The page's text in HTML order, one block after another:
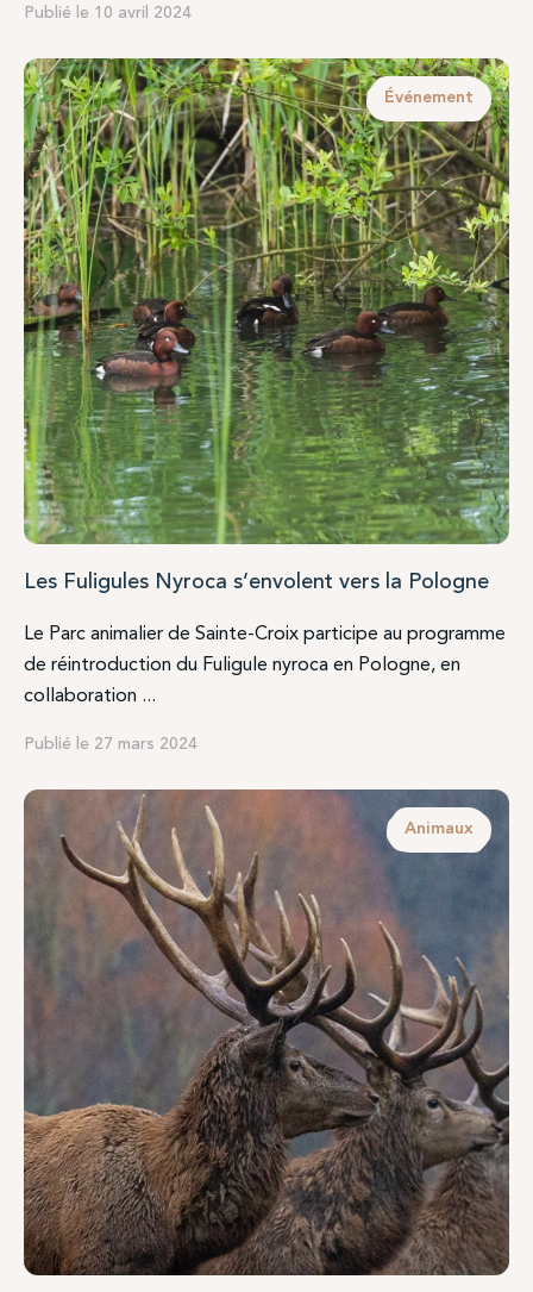
Publié le 10 avril 2024
Événement
Les Fuligules Nyroca s’envolent vers la Pologne
Le Parc animalier de Sainte-Croix participe au programme
de réintroduction du Fuligule nyroca en Pologne, en
collaboration ...
Publié le 27 mars 2024
Animaux